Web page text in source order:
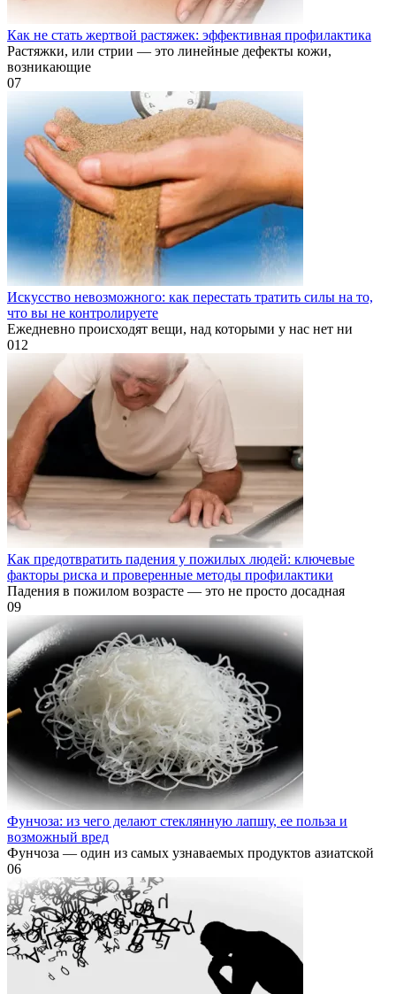
Как не стать жертвой растяжек: эффективная профилактика
Растяжки, или стрии — это линейные дефекты кожи,
возникающие
07
Искусство невозможного: как перестать тратить силы на то,
что вы не контролируете
Ежедневно происходят вещи, над которыми у нас нет ни
012
Как предотвратить падения у пожилых людей: ключевые
факторы риска и проверенные методы профилактики
Падения в пожилом возрасте — это не просто досадная
09
Фунчоза: из чего делают стеклянную лапшу, ее польза и
возможный вред
Фунчоза — один из самых узнаваемых продуктов азиатской
06